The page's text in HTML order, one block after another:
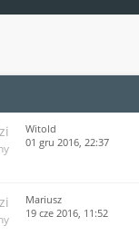
Witold
01 gru 2016, 22:37
Mariusz
19 cze 2016, 11:52